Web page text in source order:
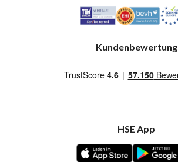
Kundenbewertung
HSE App